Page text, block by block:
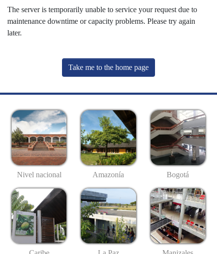
The server is temporarily unable to service your request due to
maintenance downtime or capacity problems. Please try again
later.
Take me to the home page
Nivel nacional Amazonía Bogotá